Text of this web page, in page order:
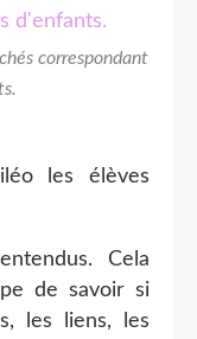
correspondant
les élèves
Cela
de savoir si
les liens, les